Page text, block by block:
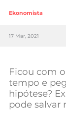
Ekonomista
17 Mar, 2021
Ficou com
tempo e
hipótese?
pode salvar